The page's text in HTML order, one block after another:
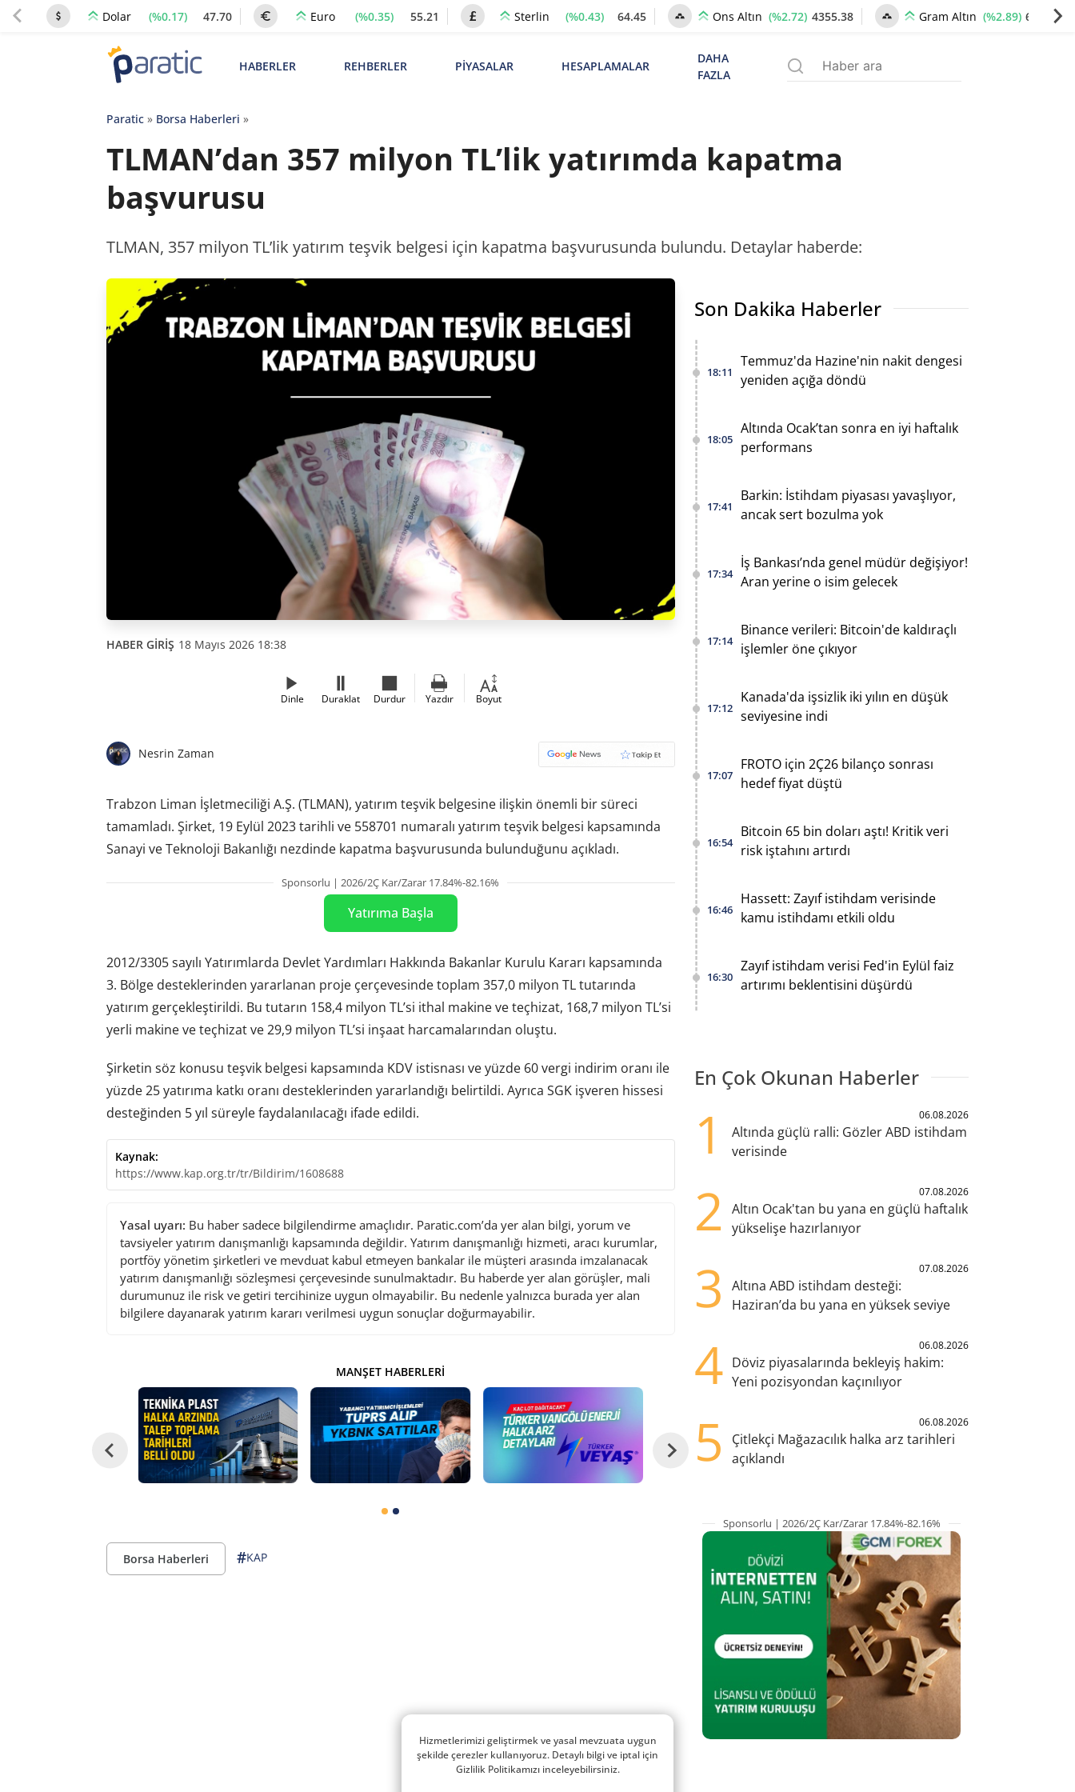
Dolar (%0.17) 47.70 Euro (%0.35) 55.21 Sterlin (%0.43) 64.45 Ons Altın (%2.72) 4355.38 Gram Altın (%2.89) 6680.33
HABERLER REHBERLER PİYASALAR HESAPLAMALAR
DAHA
FAZLA
Paratic» Borsa Haberleri »
TLMAN’dan 357 milyon TL’lik yatırımda kapatma
başvurusu
TLMAN, 357 milyon TL’lik yatırım teşvik belgesi için kapatma başvurusunda bulundu. Detaylar haberde:
HABER GİRİŞ 18 Mayıs 2026 18:38
Dinle Duraklat Durdur Yazdır Boyut
Nesrin Zaman
Trabzon Liman İşletmeciliği A.Ş. (TLMAN), yatırım teşvik belgesine ilişkin önemli bir süreci
tamamladı. Şirket, 19 Eylül 2023 tarihli ve 558701 numaralı yatırım teşvik belgesi kapsamında
Sanayi ve Teknoloji Bakanlığı nezdinde kapatma başvurusunda bulunduğunu açıkladı.
Sponsorlu | 2026/2Ç Kar/Zarar 17.84%-82.16%
Yatırıma Başla
2012/3305 sayılı Yatırımlarda Devlet Yardımları Hakkında Bakanlar Kurulu Kararı kapsamında
3. Bölge desteklerinden yararlanan proje çerçevesinde toplam 357,0 milyon TL tutarında
yatırım gerçekleştirildi. Bu tutarın 158,4 milyon TL’si ithal makine ve teçhizat, 168,7 milyon TL’si
yerli makine ve teçhizat ve 29,9 milyon TL’si inşaat harcamalarından oluştu.
Şirketin söz konusu teşvik belgesi kapsamında KDV istisnası ve yüzde 60 vergi indirim oranı ile
yüzde 25 yatırıma katkı oranı desteklerinden yararlandığı belirtildi. Ayrıca SGK işveren hissesi
desteğinden 5 yıl süreyle faydalanılacağı ifade edildi.
Kaynak:
https://www.kap.org.tr/tr/Bildirim/1608688
Yasal uyarı: Bu haber sadece bilgilendirme amaçlıdır. Paratic.com’da yer alan bilgi, yorum ve
tavsiyeler yatırım danışmanlığı kapsamında değildir. Yatırım danışmanlığı hizmeti, aracı kurumlar,
portföy yönetim şirketleri ve mevduat kabul etmeyen bankalar ile müşteri arasında imzalanacak
yatırım danışmanlığı sözleşmesi çerçevesinde sunulmaktadır. Bu haberde yer alan görüşler, mali
durumunuz ile risk ve getiri tercihinize uygun olmayabilir. Bu nedenle yalnızca burada yer alan
bilgilere dayanarak yatırım kararı verilmesi uygun sonuçlar doğurmayabilir.
MANŞET HABERLERI
Borsa Haberleri #KAP
Son Dakika Haberler
18:11
Temmuz'da Hazine'nin nakit dengesi
yeniden açığa döndü
18:05
Altında Ocak’tan sonra en iyi haftalık
performans
17:41
Barkin: İstihdam piyasası yavaşlıyor,
ancak sert bozulma yok
17:34
İş Bankası’nda genel müdür değişiyor!
Aran yerine o isim gelecek
17:14
Binance verileri: Bitcoin'de kaldıraçlı
işlemler öne çıkıyor
17:12
Kanada'da işsizlik iki yılın en düşük
seviyesine indi
17:07
FROTO için 2Ç26 bilanço sonrası
hedef fiyat düştü
16:54
Bitcoin 65 bin doları aştı! Kritik veri
risk iştahını artırdı
16:46
Hassett: Zayıf istihdam verisinde
kamu istihdamı etkili oldu
16:30
Zayıf istihdam verisi Fed'in Eylül faiz
artırımı beklentisini düşürdü
En Çok Okunan Haberler
1 06.08.2026
Altında güçlü ralli: Gözler ABD istihdam
verisinde
2 07.08.2026
Altın Ocak'tan bu yana en güçlü haftalık
yükselişe hazırlanıyor
3 07.08.2026
Altına ABD istihdam desteği:
Haziran’da bu yana en yüksek seviye
4 06.08.2026
Döviz piyasalarında bekleyiş hakim:
Yeni pozisyondan kaçınılıyor
5 06.08.2026
Çitlekçi Mağazacılık halka arz tarihleri
açıklandı
Sponsorlu | 2026/2Ç Kar/Zarar 17.84%-82.16%
Hizmetlerimizi geliştirmek ve yasal mevzuata uygun
şekilde çerezler kullanıyoruz. Detaylı bilgi ve iptal için
Gizlilik Politikamızı inceleyebilirsiniz.